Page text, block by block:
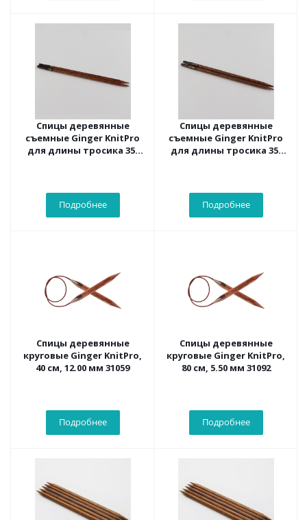
Спицы деревянные
съемные Ginger KnitPro
для длины тросика 35-
Подробнее
Спицы деревянные
съемные Ginger KnitPro
для длины тросика 35-
Подробнее
Спицы деревянные
круговые Ginger KnitPro,
40 см, 12.00 мм 31059
Подробнее
Спицы деревянные
круговые Ginger KnitPro,
80 см, 5.50 мм 31092
Подробнее